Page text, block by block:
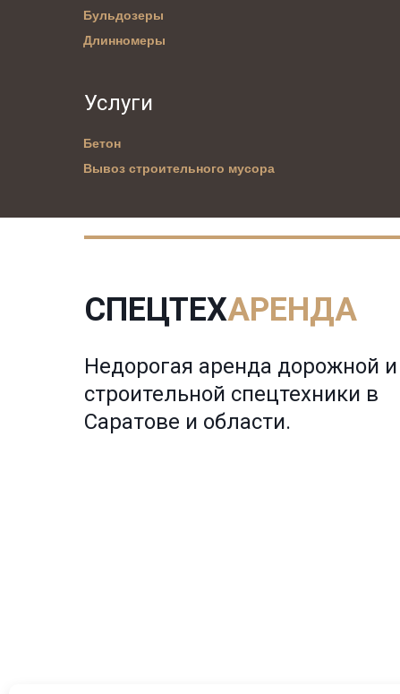
Бульдозеры
Длинномеры
Услуги
Бетон
Вывоз строительного мусора
СПЕЦТЕХАРЕНДА
Недорогая аренда дорожной и
строительной спецтехники в
Саратове и области.